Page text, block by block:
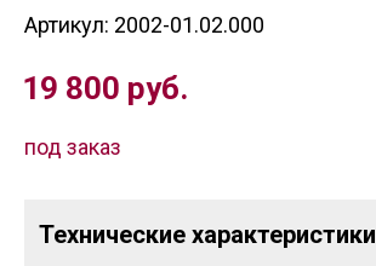
Артикул: 2002-01.02.000
19 800 руб.
под заказ
Технические характеристики